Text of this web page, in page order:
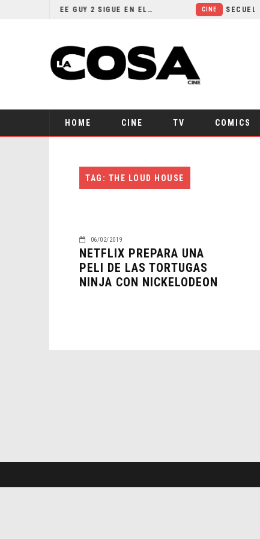
¿POR QUÉ FREE GUY 2 SIGUE EN EL LIMBO?
HOME CINE TV COMICS
TAG: THE LOUD HOUSE
06/02/2019
NETFLIX PREPARA UNA
PELI DE LAS TORTUGAS
NINJA CON NICKELODEON